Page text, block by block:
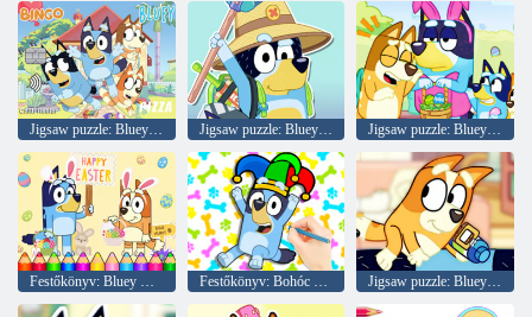
Jigsaw puzzle: Bluey hitelkártya Jigsaw puzzle: Bluey Boldog Apák napja Jigsaw puzzle: Bluey húsvéti öltözködési